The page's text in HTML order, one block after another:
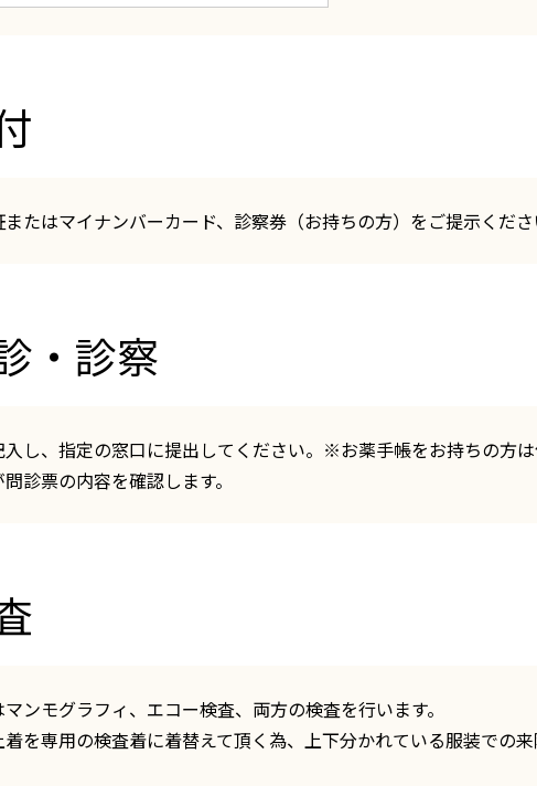
たはマイナンバーカード、診察券（お持ちの方）をご提示くださ
・診察
し、指定の窓口に提出してください。※お薬手帳をお持ちの方は
診票の内容を確認します。
ンモグラフィ、エコー検査、両方の検査を行います。
を専用の検査着に着替えて頂く為、上下分かれている服装での来